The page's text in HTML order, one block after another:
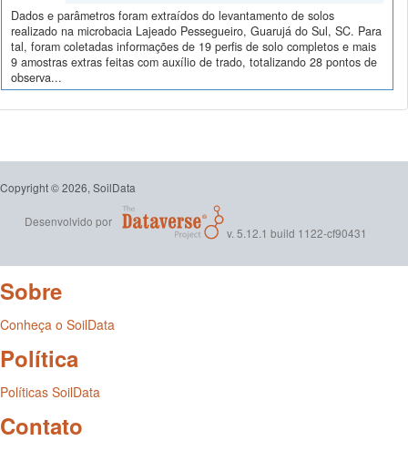
Dados e parâmetros foram extraídos do levantamento de solos
realizado na microbacia Lajeado Pessegueiro, Guarujá do Sul, SC. Para
tal, foram coletadas informações de 19 perfis de solo completos e mais
9 amostras extras feitas com auxílio de trado, totalizando 28 pontos de
observa...
Copyright © 2026, SoilData
Desenvolvido por
v. 5.12.1 build 1122-cf90431
Sobre
Conheça o SoilData
Política
Políticas SoilData
Contato